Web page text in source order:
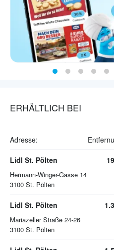
ERHÄLTLICH BEI
Adresse:
Lidl St. Pölten
Hermann-Winger-Gasse 14
3100 St. Pölten
Lidl St. Pölten
Mariazeller Straße 24-26
3100 St. Pölten